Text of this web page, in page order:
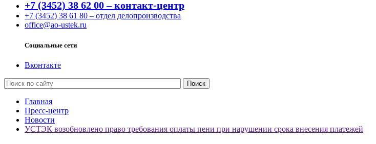
+7 (3452) 38 62 00 – контакт-центр
+7 (3452) 38 61 80 – отдел делопроизводства
office@ao-ustek.ru
Социальные сети
Вконтакте
Главная
Пресс-центр
Новости
УСТЭК возобновлено право требования оплаты пени при нарушении срока внесения платежей